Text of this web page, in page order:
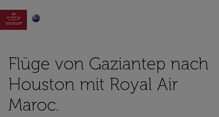

Flüge von Gaziantep nach
Houston mit Royal Air
Maroc.